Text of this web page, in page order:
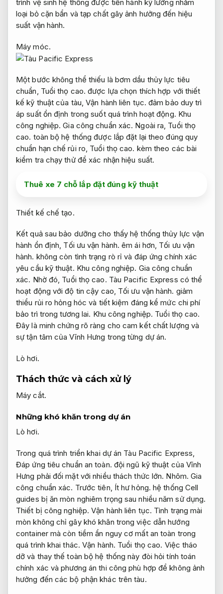
trình vệ sinh hệ thống được tiến hành kỹ lưỡng nhằm
loại bỏ cặn bẩn và tạp chất gây ảnh hưởng đến hiệu
suất vận hành.
Máy móc.
Một bước không thể thiếu là bơm dầu thủy lực tiêu
chuẩn, Tuổi thọ cao. được lựa chọn thích hợp với thiết
kế kỹ thuật của tàu,Vận hành liên tục. đảm bảo duy trì
áp suất ổn định trong suốt quá trình hoạt động. Khu
công nghiệp. Gia công chuẩn xác. Ngoài ra, Tuổi thọ
cao. toàn bộ hệ thống được lắp đặt lại theo đúng quy
chuẩn hạn chế rủi ro, Tuổi thọ cao. kèm theo các bài
kiểm tra chạy thử để xác nhận hiệu suất.
Thuê xe 7 chỗ lắp đặt đúng kỹ thuật
Thiết kế chế tạo.
Kết quả sau bảo dưỡng cho thấy hệ thống thủy lực vận
hành ổn định, Tối ưu vận hành. êm ái hơn, Tối ưu vận
hành. không còn tình trạng rò rỉ và đáp ứng chính xác
yêu cầu kỹ thuật. Khu công nghiệp. Gia công chuẩn
xác. Nhờ đó, Tuổi thọ cao. Tàu Pacific Express có thể
hoạt động với độ tin cậy cao, Tối ưu vận hành. giảm
thiểu rủi ro hỏng hóc và tiết kiệm đáng kể mức chi phí
bảo trì trong tương lai. Khu công nghiệp. Tuổi thọ cao.
Đây là minh chứng rõ ràng cho cam kết chất lượng và
sự tận tâm của Vĩnh Hưng trong từng dự án.
Lò hơi.
Thách thức và cách xử lý
Máy cắt.
Những khó khăn trong dự án
Lò hơi.
Trong quá trình triển khai dự án Tàu Pacific Express,
Đáp ứng tiêu chuẩn an toàn. đội ngũ kỹ thuật của Vĩnh
Hưng phải đối mặt với nhiều thách thức lớn. Nhôm. Gia
công chuẩn xác. Trước tiên, Ít hư hỏng. hệ thống Cell
guides bị ăn mòn nghiêm trọng sau nhiều năm sử dụng.
Thiết bị công nghiệp. Vận hành liên tục. Tình trạng mài
mòn không chỉ gây khó khăn trong việc dẫn hướng
container mà còn tiềm ẩn nguy cơ mất an toàn trong
quá trình khai thác.Vận hành. Tuổi thọ cao. Việc tháo
dỡ và thay thế toàn bộ hệ thống này đòi hỏi tính toán
chính xác và phương án thi công phù hợp để không ảnh
hưởng đến các bộ phận khác trên tàu.